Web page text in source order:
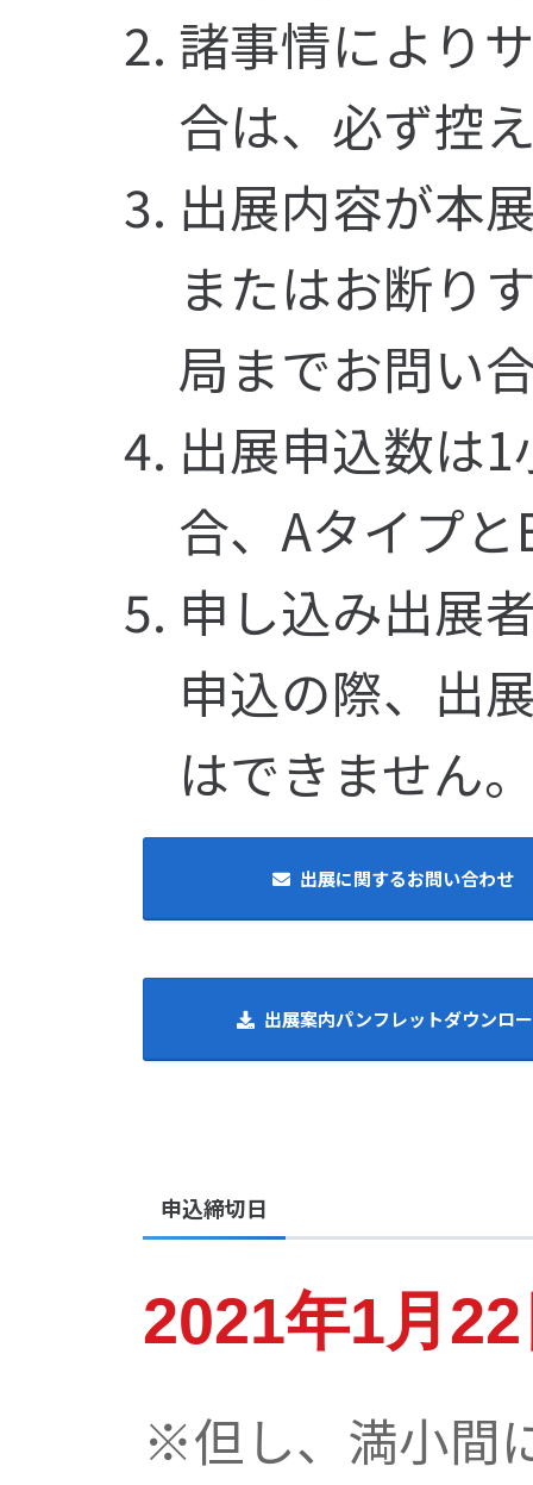
諸事情により
合は、必ず控
出展内容が本
またはお断り
局までお問い
出展申込数は
合、Aタイプ
申し込み出展
申込の際、出
はできません
出展に関するお問い合わせ
出展案内パンフレットダウンロ
申込締切日
2021年1月
※但し、満小間